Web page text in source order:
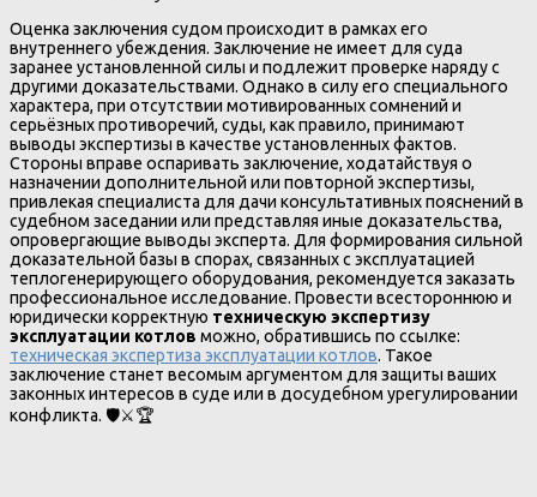
Оценка заключения судом происходит в рамках его
внутреннего убеждения. Заключение не имеет для суда
заранее установленной силы и подлежит проверке наряду с
другими доказательствами. Однако в силу его специального
характера, при отсутствии мотивированных сомнений и
серьёзных противоречий, суды, как правило, принимают
выводы экспертизы в качестве установленных фактов.
Стороны вправе оспаривать заключение, ходатайствуя о
назначении дополнительной или повторной экспертизы,
привлекая специалиста для дачи консультативных пояснений в
судебном заседании или представляя иные доказательства,
опровергающие выводы эксперта. Для формирования сильной
доказательной базы в спорах, связанных с эксплуатацией
теплогенерирующего оборудования, рекомендуется заказать
профессиональное исследование. Провести всестороннюю и
юридически корректную техническую экспертизу
эксплуатации котлов можно, обратившись по ссылке:
техническая экспертиза эксплуатации котлов. Такое
заключение станет весомым аргументом для защиты ваших
законных интересов в суде или в досудебном урегулировании
конфликта. 🛡️⚔️🏆